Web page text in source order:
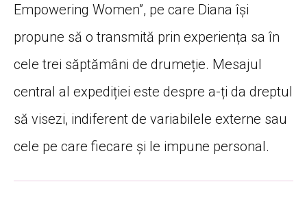
Empowering Women”, pe care Diana își
propune să o transmită prin experiența sa în
cele trei săptămâni de drumeție. Mesajul
central al expediției este despre a-ți da dreptul
să visezi, indiferent de variabilele externe sau
cele pe care fiecare și le impune personal.